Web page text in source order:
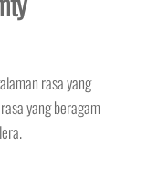
rasa yang
yang beragam